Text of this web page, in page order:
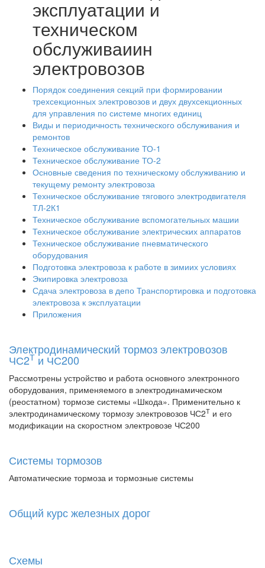
эксплуатации и
техническом
обслуживаиин
электровозов
Порядок соединения секций при формировании
трехсекционных электровозов и двух двухсекционных
для управления по системе многих единиц
Виды и периодичность технического обслуживания и
ремонтов
Техническое обслуживание ТО-1
Техническое обслуживание ТО-2
Основные сведения по техническому обслуживанию и
текущему ремонту электровоза
Техническое обслуживание тягового электродвигателя
ТЛ-2К1
Техническое обслуживание вспомогательных машии
Техническое обслуживание электрических аппаратов
Техническое обслуживание пневматического
оборудования
Подготовка электровоза к работе в зимиих условиях
Экипировка электровоза
Сдача электровоза в депо Транспортировка и подготовка
электровоза к эксплуатации
Приложения
Электродинамический тормоз электровозов
ЧС2Т и ЧС200
Рассмотрены устройство и работа основного электронного
оборудования, применяемого в электродинамическом
(реостатном) тормозе системы «Шкода». Применительно к
электродинамическому тормозу электровозов ЧС2Т и его
модификации на скоростном электровозе ЧС200
Системы тормозов
Автоматические тормоза и тормозные системы
Общий курс железных дорог
Схемы